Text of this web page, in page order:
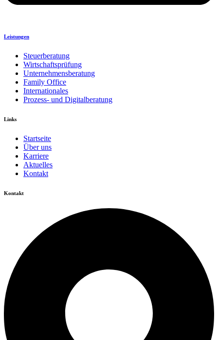
Leistungen
Steuerberatung
Wirtschaftsprüfung
Unternehmensberatung
Family Office
Internationales
Prozess- und Digitalberatung
Links
Startseite
Über uns
Karriere
Aktuelles
Kontakt
Kontakt